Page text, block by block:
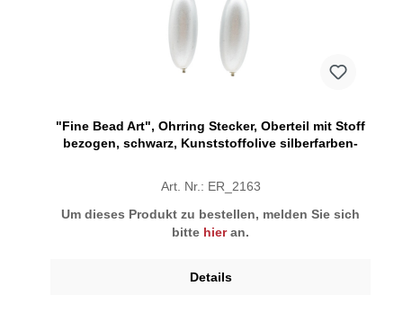
"Fine Bead Art", Ohrring Stecker, Oberteil mit Stoff
bezogen, schwarz, Kunststoffolive silberfarben-
Art. Nr.: ER_2163
Um dieses Produkt zu bestellen, melden Sie sich
bitte hieran.
Details